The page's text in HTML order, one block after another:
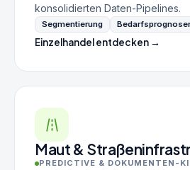
konsolidierten Daten-Pipelines.
Segmentierung
Einzelhandel entdecken →
Maut &
PREDICTIVE & DOKUMENTEN-KI